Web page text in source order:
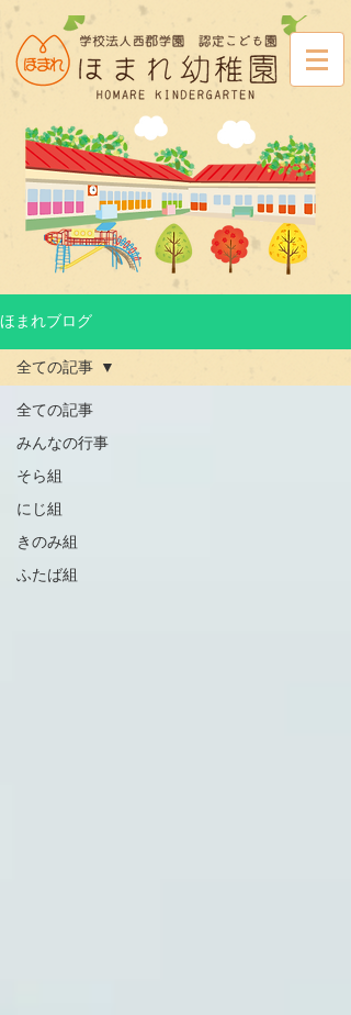
ほまれブログ
全ての記事
みんなの行事
そら組
にじ組
きのみ組
ふたば組
全ての記事